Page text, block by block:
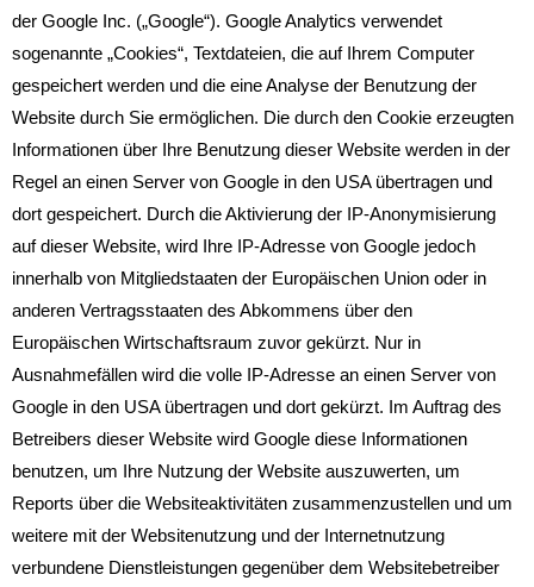
der Google Inc. („Google“). Google Analytics verwendet
sogenannte „Cookies“, Textdateien, die auf Ihrem Computer
gespeichert werden und die eine Analyse der Benutzung der
Website durch Sie ermöglichen. Die durch den Cookie erzeugten
Informationen über Ihre Benutzung dieser Website werden in der
Regel an einen Server von Google in den USA übertragen und
dort gespeichert. Durch die Aktivierung der IP-Anonymisierung
auf dieser Website, wird Ihre IP-Adresse von Google jedoch
innerhalb von Mitgliedstaaten der Europäischen Union oder in
anderen Vertragsstaaten des Abkommens über den
Europäischen Wirtschaftsraum zuvor gekürzt. Nur in
Ausnahmefällen wird die volle IP-Adresse an einen Server von
Google in den USA übertragen und dort gekürzt. Im Auftrag des
Betreibers dieser Website wird Google diese Informationen
benutzen, um Ihre Nutzung der Website auszuwerten, um
Reports über die Websiteaktivitäten zusammenzustellen und um
weitere mit der Websitenutzung und der Internetnutzung
verbundene Dienstleistungen gegenüber dem Websitebetreiber